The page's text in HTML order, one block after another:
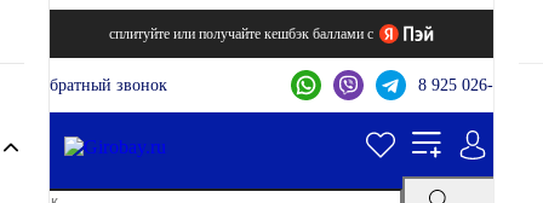
сплитуйте или получайте кешбэк баллами с
Обратный звонок 8 925 026-44-22